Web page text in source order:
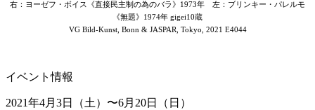
右：ヨーゼフ・ボイス《直接民主制の為のバラ》1973年 左：ブリンキー・パレルモ
《無題》1974年 gigei10蔵
VG Bild-Kunst, Bonn & JASPAR, Tokyo, 2021 E4044
イベント情報
2021年4月3日（土）〜6月20日（日）